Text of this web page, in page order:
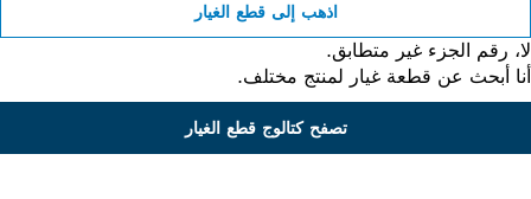
اذهب إلى قطع الغيار
رقم الجزء غير متطابق.
أبحث عن قطعة غيار لمنتج مختلف.
تصفح كتالوج قطع الغيار